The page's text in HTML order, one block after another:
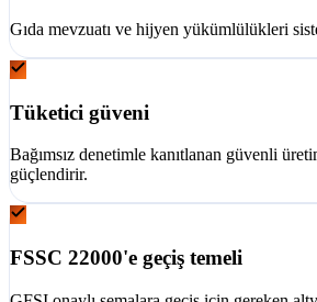
Gıda mevzuatı ve hijyen yükümlülükleri
Tüketici güveni
Bağımsız denetimle kanıtlanan güvenli
güçlendirir.
FSSC 22000'e geçiş temeli